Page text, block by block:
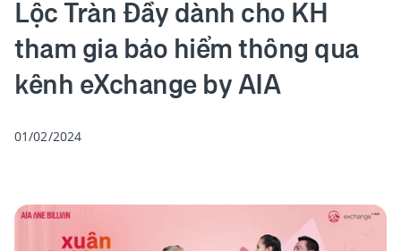
Lộc Tràn Đầy dành cho KH
tham gia bảo hiểm thông qua
kênh eXchange by AIA
01/02/2024